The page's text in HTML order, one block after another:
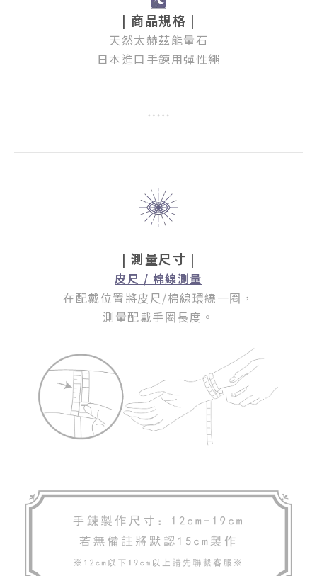
| 商品規格 |
天然太赫茲能量石
日本進口手鍊用彈性繩
| 測量尺寸 |
皮尺 / 棉線測量
在配戴位置將皮尺/棉線環繞一圈 ，
測量配戴手圈長度。